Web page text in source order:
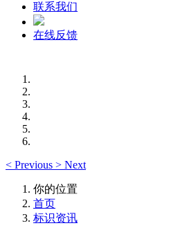
联系我们
在线反馈
< Previous > Next
你的位置
首页
标识资讯